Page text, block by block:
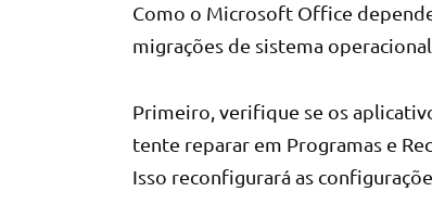
Como o Microsoft Office
migrações de sistema
Primeiro, verifique se os
tente reparar em Programas e
Isso reconfigurará as